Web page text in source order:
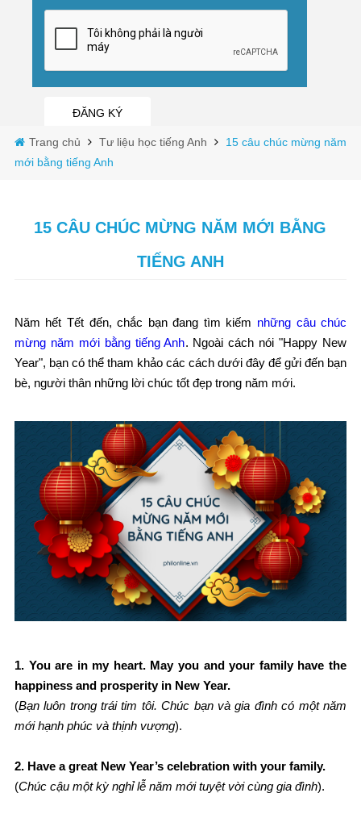
ĐĂNG KÝ
Trang chủ Tư liệu học tiếng Anh
15 câu chúc mừng năm
mới bằng tiếng Anh
15 CÂU CHÚC MỪNG NĂM MỚI BẰNG
TIẾNG ANH
Năm hết Tết đến, chắc bạn đang tìm kiếm những câu chúc
mừng năm mới bằng tiếng Anh. Ngoài cách nói "Happy New
Year", bạn có thể tham khảo các cách dưới đây để gửi đến bạn
bè, người thân những lời chúc tốt đẹp trong năm mới.
1. You are in my heart. May you and your family have the
happiness and prosperity in New Year.
(Bạn luôn trong trái tim tôi. Chúc bạn và gia đình có một năm
mới hạnh phúc và thịnh vượng).
2. Have a great New Year’s celebration with your family.
(Chúc cậu một kỳ nghỉ lễ năm mới tuyệt vời cùng gia đình).